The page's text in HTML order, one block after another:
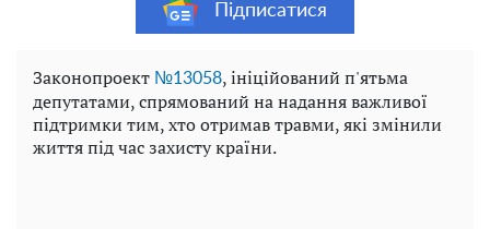
Підписатися
Законопроект №13058, ініційований п'ятьма
депутатами, спрямований на надання важливої ​​
підтримки тим, хто отримав травми, які змінили
життя під час захисту країни.